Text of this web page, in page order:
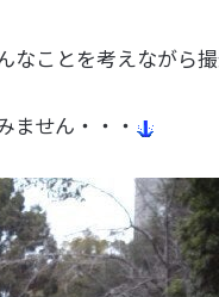
なことを考えながら
ません・・・